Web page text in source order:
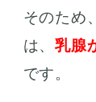
そのため
は、乳腺
です。